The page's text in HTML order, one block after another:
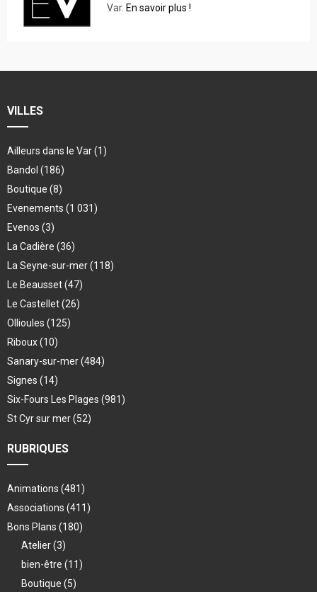
Var. En savoir plus !
VILLES
Ailleurs dans le Var(1)
Bandol (186)
Boutique (8)
Evenements (1 031)
Evenos (3)
La Cadière (36)
La Seyne-sur-mer(118)
Le Beausset(47)
Le Castellet(26)
Ollioules (125)
Riboux(10)
Sanary-sur-mer(484)
Signes (14)
Six-Fours Les Plages (981)
St Cyr sur mer(52)
RUBRIQUES
Animations (481)
Associations (411)
Bons Plans (180)
Atelier(3)
bien-être (11)
Boutique (5)